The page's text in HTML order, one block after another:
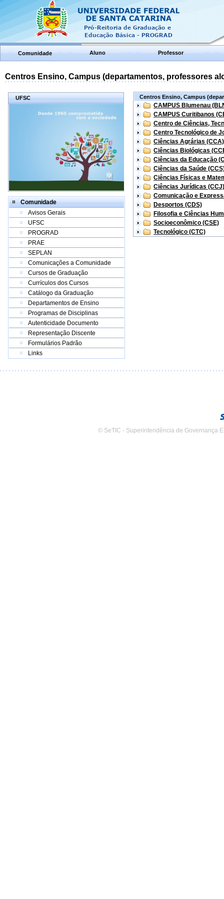
Comunidade Aluno Professor
Centros Ensino, Campus (departamentos, professores
UFSC
Comunidade
Avisos Gerais
UFSC
PROGRAD
PRAE
SEPLAN
Comunicações a Comunidade
Cursos de Graduação
Currículos dos Cursos
Catálogo da Graduação
Departamentos de Ensino
Programas de Disciplinas
Autenticidade Documento
Representação Discente
Formulários Padrão
Links
Centros Ensino, Campus
CAMPUS Blumenau
CAMPUS Curitibanos
Centro de Ciências,
Centro Tecnológico de
Ciências Agrárias (CCA)
Ciências Biológicas
Ciências da Educação
Ciências da Saúde
Ciências Físicas e
Ciências Jurídicas (CCJ)
Comunicação e
Desportos (CDS)
Filosofia e Ciências
Socioeconômico (CSE)
Tecnológico (CTC)
© SeTIC - Superintendência de Governança